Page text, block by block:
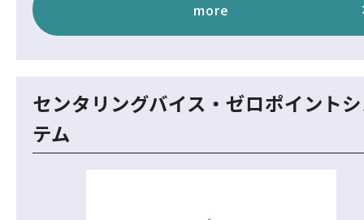
more
センタリングバイス・ゼロポイント
テム